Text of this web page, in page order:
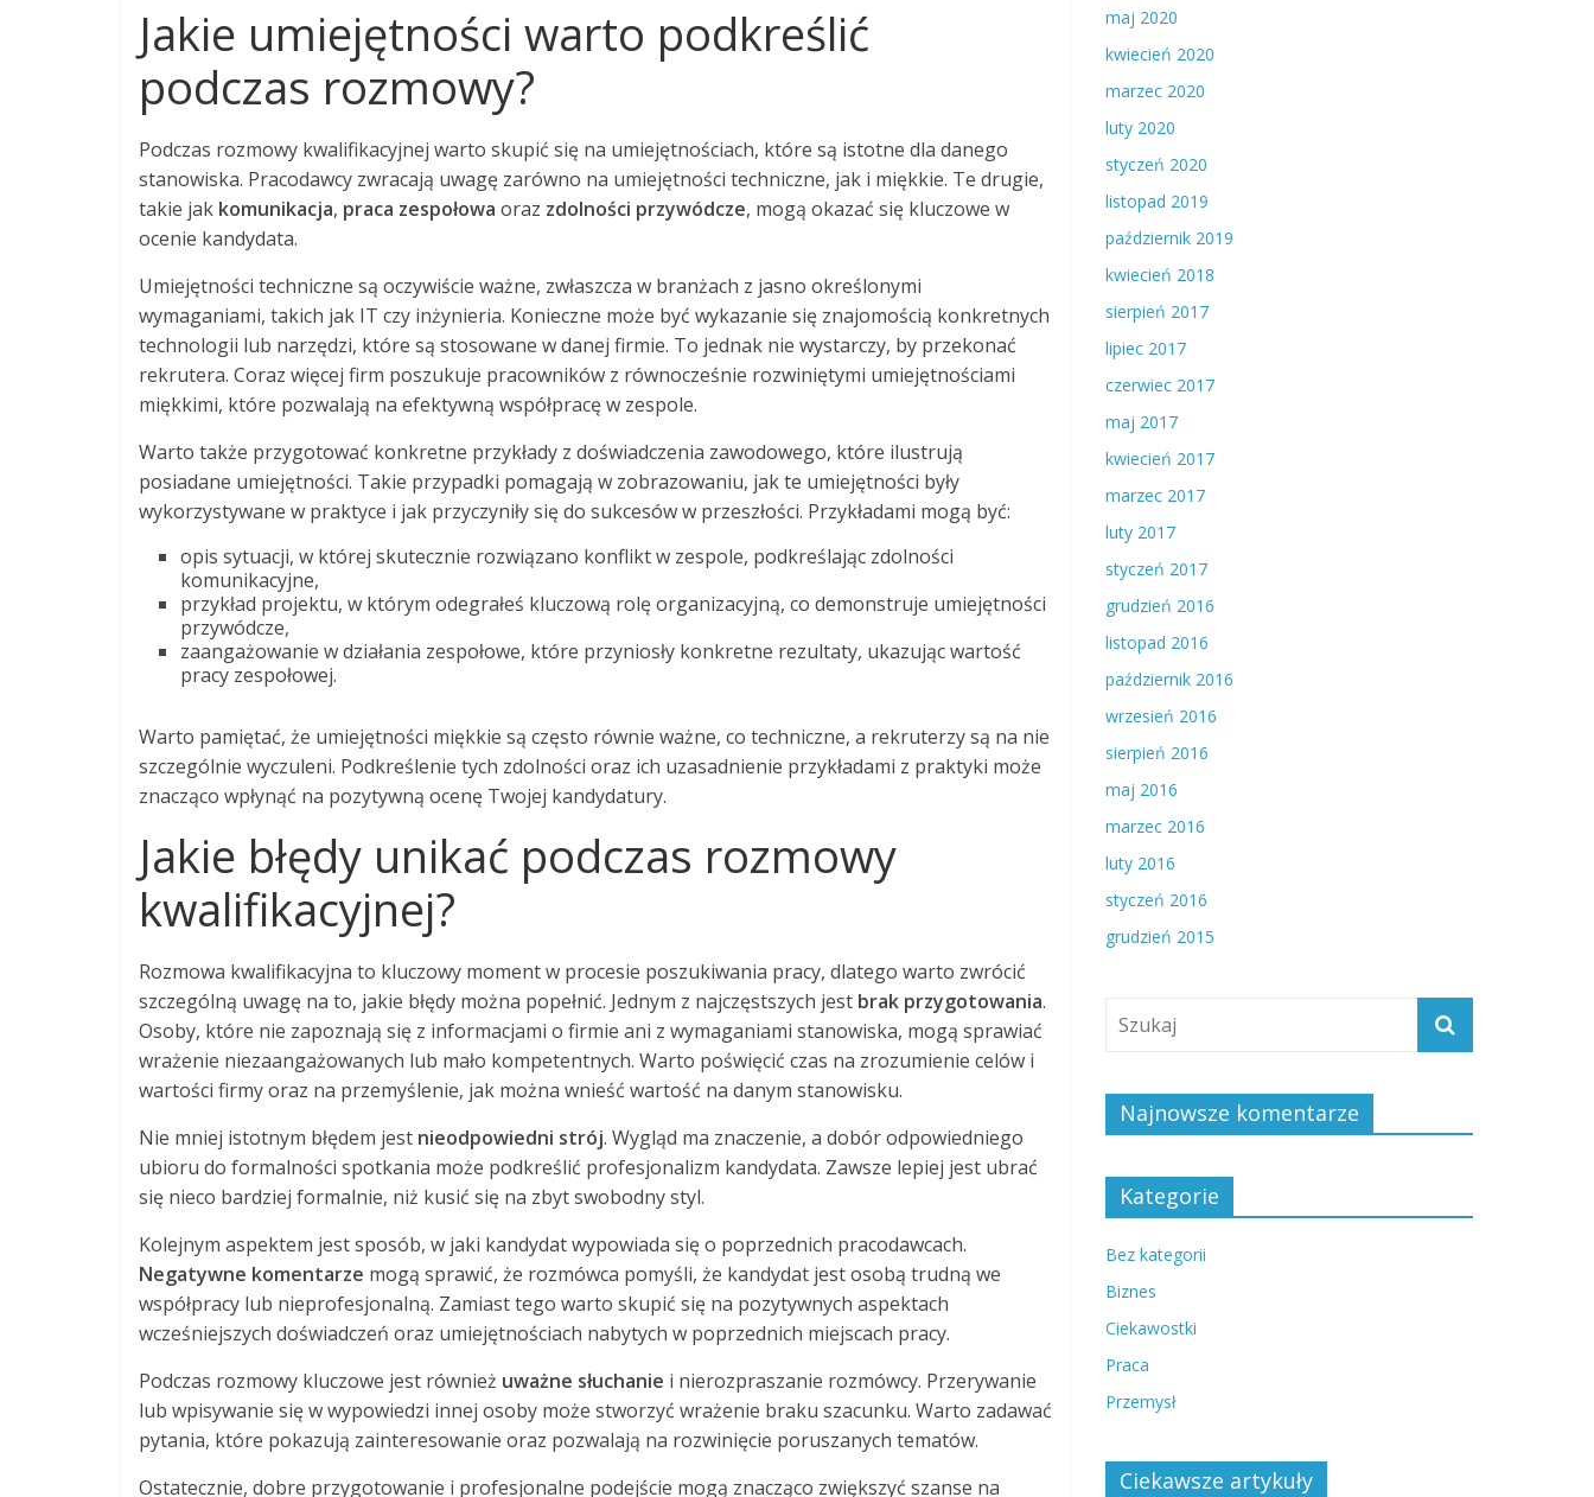
Jakie umiejętności warto podkreślić
podczas rozmowy?
Podczas rozmowy kwalifikacyjnej warto skupić się na umiejętnościach, które są istotne dla danego
stanowiska. Pracodawcy zwracają uwagę zarówno na umiejętności techniczne, jak i miękkie. Te drugie,
takie jak komunikacja, praca zespołowa oraz zdolności przywódcze, mogą okazać się kluczowe w
ocenie kandydata.
Umiejętności techniczne są oczywiście ważne, zwłaszcza w branżach z jasno określonymi
wymaganiami, takich jak IT czy inżynieria. Konieczne może być wykazanie się znajomością konkretnych
technologii lub narzędzi, które są stosowane w danej firmie. To jednak nie wystarczy, by przekonać
rekrutera. Coraz więcej firm poszukuje pracowników z równocześnie rozwiniętymi umiejętnościami
miękkimi, które pozwalają na efektywną współpracę w zespole.
Warto także przygotować konkretne przykłady z doświadczenia zawodowego, które ilustrują
posiadane umiejętności. Takie przypadki pomagają w zobrazowaniu, jak te umiejętności były
wykorzystywane w praktyce i jak przyczyniły się do sukcesów w przeszłości. Przykładami mogą być:
opis sytuacji, w której skutecznie rozwiązano konflikt w zespole, podkreślając zdolności
komunikacyjne,
przykład projektu, w którym odegrałeś kluczową rolę organizacyjną, co demonstruje umiejętności
przywódcze,
zaangażowanie w działania zespołowe, które przyniosły konkretne rezultaty, ukazując wartość
pracy zespołowej.
Warto pamiętać, że umiejętności miękkie są często równie ważne, co techniczne, a rekruterzy są na nie
szczególnie wyczuleni. Podkreślenie tych zdolności oraz ich uzasadnienie przykładami z praktyki może
znacząco wpłynąć na pozytywną ocenę Twojej kandydatury.
Jakie błędy unikać podczas rozmowy
kwalifikacyjnej?
Rozmowa kwalifikacyjna to kluczowy moment w procesie poszukiwania pracy, dlatego warto zwrócić
szczególną uwagę na to, jakie błędy można popełnić. Jednym z najczęstszych jest brak przygotowania.
Osoby, które nie zapoznają się z informacjami o firmie ani z wymaganiami stanowiska, mogą sprawiać
wrażenie niezaangażowanych lub mało kompetentnych. Warto poświęcić czas na zrozumienie celów i
wartości firmy oraz na przemyślenie, jak można wnieść wartość na danym stanowisku.
Nie mniej istotnym błędem jest nieodpowiedni strój. Wygląd ma znaczenie, a dobór odpowiedniego
ubioru do formalności spotkania może podkreślić profesjonalizm kandydata. Zawsze lepiej jest ubrać
się nieco bardziej formalnie, niż kusić się na zbyt swobodny styl.
Kolejnym aspektem jest sposób, w jaki kandydat wypowiada się o poprzednich pracodawcach.
Negatywne komentarze mogą sprawić, że rozmówca pomyśli, że kandydat jest osobą trudną we
współpracy lub nieprofesjonalną. Zamiast tego warto skupić się na pozytywnych aspektach
wcześniejszych doświadczeń oraz umiejętnościach nabytych w poprzednich miejscach pracy.
Podczas rozmowy kluczowe jest również uważne słuchanie i nierozpraszanie rozmówcy. Przerywanie
lub wpisywanie się w wypowiedzi innej osoby może stworzyć wrażenie braku szacunku. Warto zadawać
pytania, które pokazują zainteresowanie oraz pozwalają na rozwinięcie poruszanych tematów.
Ostatecznie, dobre przygotowanie i profesjonalne podejście mogą znacząco zwiększyć szanse na
maj 2020
kwiecień 2020
marzec 2020
luty 2020
styczeń 2020
listopad 2019
październik 2019
kwiecień 2018
sierpień 2017
lipiec 2017
czerwiec 2017
maj 2017
kwiecień 2017
marzec 2017
luty 2017
styczeń 2017
grudzień 2016
listopad 2016
październik 2016
wrzesień 2016
sierpień 2016
maj 2016
marzec 2016
luty 2016
styczeń 2016
grudzień 2015
Najnowsze komentarze
Kategorie
Bez kategorii
Biznes
Ciekawostki
Praca
Przemysł
Ciekawsze artykuły